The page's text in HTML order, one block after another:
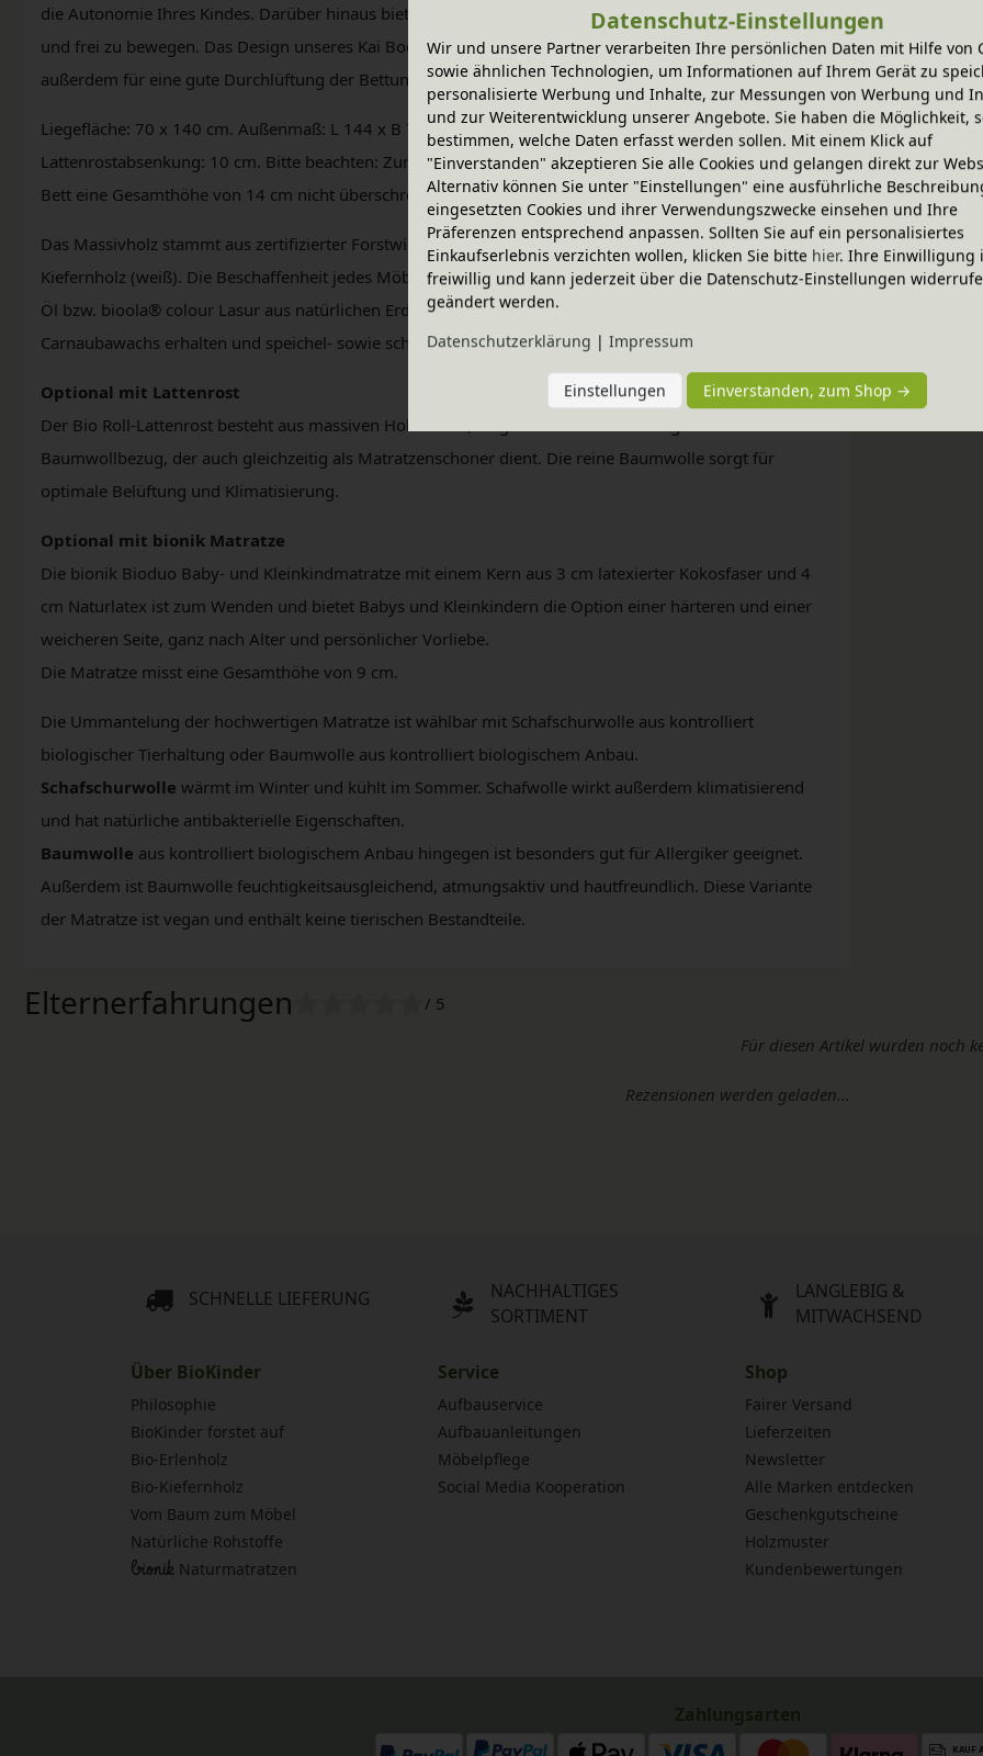
die Autonomie Ihres Kindes. Darüber hinaus bietet ein Bodenbett die Möglichkeit, sich selbst bestimmt
und frei zu bewegen. Das Design unseres Kai Bodenbetts sorgt dank der durchdachten Aussparungen
außerdem für eine gute Durchlüftung der Bettunterseite und ein angenehmes Schlafklima.
Liegefläche: 70 x 140 cm. Außenmaß: L 144 x B 76 x H 36 cm (2 Betten übereinander).
Lattenrostabsenkung: 10 cm. Bitte beachten: Zum Stapeln dürfen Lattenrost und Matratze im unteren
Bett eine Gesamthöhe von 14 cm nicht überschreiten.
Das Massivholz stammt aus zertifizierter Forstwirtschaft. Gefertigt aus Bio-Erlenholz (natur) und Bio-
Kiefernholz (weiß). Die Beschaffenheit jedes Möbelstücks wird nur bei BioKinder durch bioola® nature
Öl bzw. bioola® colour Lasur aus natürlichen Erd- und Mineralpigmenten und pflanzlichem
Carnaubawachs erhalten und speichel- sowie schweißecht natürlich veredelt.
Optional mit Lattenrost
Der Bio Roll-Lattenrost besteht aus massiven Holzleisten, eingenäht in einen atmungsaktiven
Baumwollbezug, der auch gleichzeitig als Matratzenschoner dient. Die reine Baumwolle sorgt für
optimale Belüftung und Klimatisierung.
Optional mit bionik Matratze
Die bionik Bioduo Baby- und Kleinkindmatratze mit einem Kern aus 3 cm latexierter Kokosfaser und 4
cm Naturlatex ist zum Wenden und bietet Babys und Kleinkindern die Option einer härteren und einer
weicheren Seite, ganz nach Alter und persönlicher Vorliebe.
Die Matratze misst eine Gesamthöhe von 9 cm.
Die Ummantelung der hochwertigen Matratze ist wählbar mit Schafschurwolle aus kontrolliert
biologischer Tierhaltung oder Baumwolle aus kontrolliert biologischem Anbau.
Schafschurwolle wärmt im Winter und kühlt im Sommer. Schafwolle wirkt außerdem klimatisierend
und hat natürliche antibakterielle Eigenschaften.
Baumwolle aus kontrolliert biologischem Anbau hingegen ist besonders gut für Allergiker geeignet.
Außerdem ist Baumwolle feuchtigkeitsausgleichend, atmungsaktiv und hautfreundlich. Diese Variante
der Matratze ist vegan und enthält keine tierischen Bestandteile.
In
Sie
Elternerfahrungen
/ 5
Für diesen Artikel wurden noch
Rezensionen werden geladen...
SCHNELLE LIEFERUNG
NACHHALTIGES
SORTIMENT
LANGLEBIG &
MITWACHSEND
Über BioKinder
Philosophie
BioKinder forstet auf
Bio-Erlenholz
Bio-Kiefernholz
Vom Baum zum Möbel
Natürliche Rohstoffe
bionik Naturmatratzen
Service
Aufbauservice
Aufbauanleitungen
Möbelpflege
Social Media Kooperation
Shop
Fairer Versand
Lieferzeiten
Newsletter
Alle Marken entdecken
Geschenkgutscheine
Holzmuster
Kundenbewertungen
Zahlungsarten
Datenschutz-Einstellungen
Wir und unsere Partner verarbeiten Ihre persönlichen Daten mit Hilfe von
sowie ähnlichen Technologien, um Informationen auf Ihrem Gerät zu
personalisierte Werbung und Inhalte, zur Messungen von Werbung und
und zur Weiterentwicklung unserer Angebote. Sie haben die Möglichkeit,
bestimmen, welche Daten erfasst werden sollen. Mit einem Klick auf
"Einverstanden" akzeptieren Sie alle Cookies und gelangen direkt zur
Alternativ können Sie unter "Einstellungen" eine ausführliche
eingesetzten Cookies und ihrer Verwendungszwecke einsehen und Ihre
Präferenzen entsprechend anpassen. Sollten Sie auf ein personalisiertes
Einkaufserlebnis verzichten wollen, klicken Sie bitte hier. Ihre Einwilligung
freiwillig und kann jederzeit über die Datenschutz-Einstellungen
geändert werden.
Daten­schutz­erklärung | Impressum
Einstellungen Einverstanden, zum Shop →